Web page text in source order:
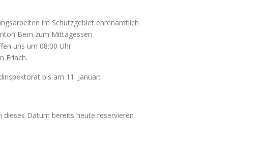
im Schutzgebiet ehrenamtlich
Bern zum Mittagessen
uns um 08:00 Uhr
Erlach.
bis am 11. Januar:
dieses Datum bereits heute reservieren